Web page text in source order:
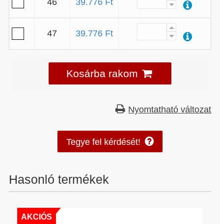
47 39.776 Ft
Kosárba rakom
Nyomtatható változat
Tegye fel kérdését!
Hasonló termékek
AKCIÓS